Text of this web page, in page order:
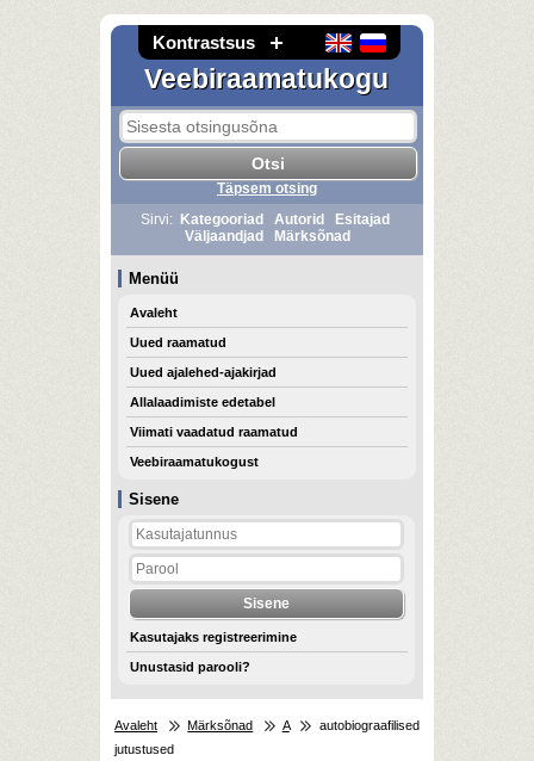
Kontrastsus
Veebiraamatukogu
Sisene
Kasutajaks registreerimine
Unustasid parooli?
Täpsem otsing
Sirvi:
Kategooriad Autorid
Esitajad
Väljaandjad
Märksõnad
Menüü
Avaleht
Uued raamatud
Uued ajalehed-ajakirjad
Allalaadimiste edetabel
Viimati vaadatud raamatud
Veebiraamatukogust
Avaleht Märksõnad A
autobiograafilised
jutustused